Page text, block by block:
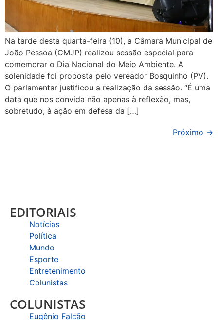
Na tarde desta quarta-feira (10), a Câmara Municipal de
João Pessoa (CMJP) realizou sessão especial para
comemorar o Dia Nacional do Meio Ambiente. A
solenidade foi proposta pelo vereador Bosquinho (PV).
O parlamentar justificou a realização da sessão. “É uma
data que nos convida não apenas à reflexão, mas,
sobretudo, à ação em defesa da […]
Próximo →
EDITORIAIS
Notícias
Política
Mundo
Esporte
Entretenimento
Colunistas
COLUNISTAS
Eugênio Falcão